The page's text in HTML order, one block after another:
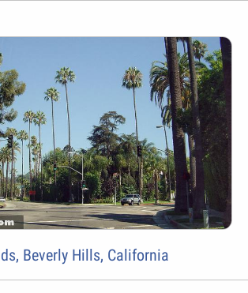
Beverly Hills, California